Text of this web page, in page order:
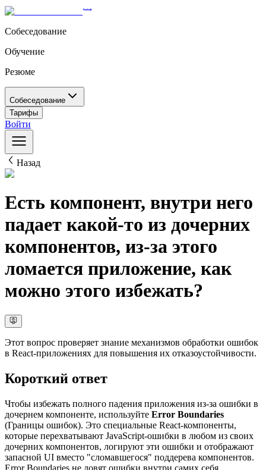
Собеседование
Обучение
Резюме
Собеседование
Тарифы
Войти
Назад
Есть компонент, внутри него
падает какой-то из дочерних
компонентов, из-за этого
ломается приложение, как
можно этого избежать?
Этот вопрос проверяет знание механизмов обработки ошибок
в React-приложениях для повышения их отказоустойчивости.
Короткий ответ
Чтобы избежать полного падения приложения из-за ошибки в
дочернем компоненте, используйте Error Boundaries
(Границы ошибок). Это специальные React-компоненты,
которые перехватывают JavaScript-ошибки в любом из своих
дочерних компонентов, логируют эти ошибки и отображают
запасной UI вместо "сломавшегося" поддерева компонентов.
Error Boundaries не ловят ошибки внутри самих себя,